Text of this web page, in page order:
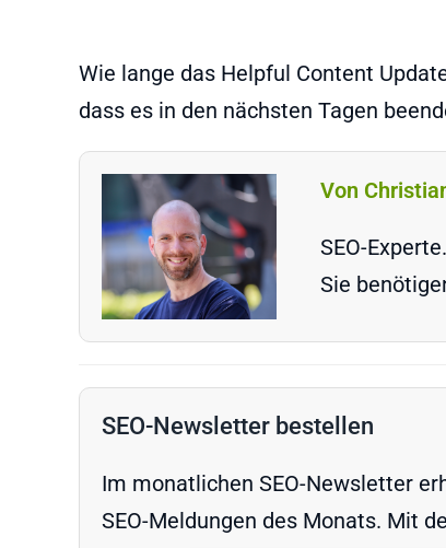
Wie lange das Helpful Content
dass es in den nächsten Tagen
Von
SEO-Experte.
Sie
SEO-Newsletter bestellen
Im monatlichen SEO-Newsletter
SEO-Meldungen des Monats. Mit